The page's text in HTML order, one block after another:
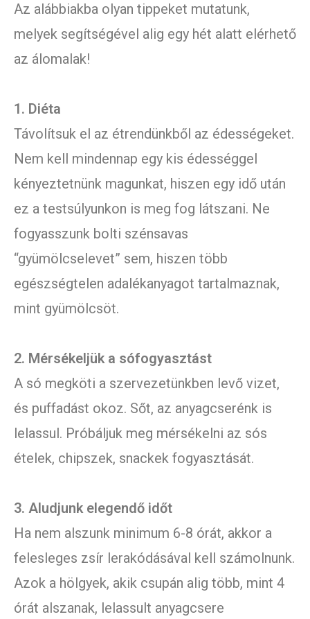
Az alábbiakba olyan tippeket mutatunk,
melyek segítségével alig egy hét alatt elérhető
az álomalak!
1. Diéta
Távolítsuk el az étrendünkből az édességeket.
Nem kell mindennap egy kis édességgel
kényeztetnünk magunkat, hiszen egy idő után
ez a testsúlyunkon is meg fog látszani. Ne
fogyasszunk bolti szénsavas
“gyümölcselevet” sem, hiszen több
egészségtelen adalékanyagot tartalmaznak,
mint gyümölcsöt.
2. Mérsékeljük a sófogyasztást
A só megköti a szervezetünkben levő vizet,
és puffadást okoz. Sőt, az anyagcserénk is
lelassul. Próbáljuk meg mérsékelni az sós
ételek, chipszek, snackek fogyasztását.
3. Aludjunk elegendő időt
Ha nem alszunk minimum 6-8 órát, akkor a
felesleges zsír lerakódásával kell számolnunk.
Azok a hölgyek, akik csupán alig több, mint 4
órát alszanak, lelassult anyagcsere